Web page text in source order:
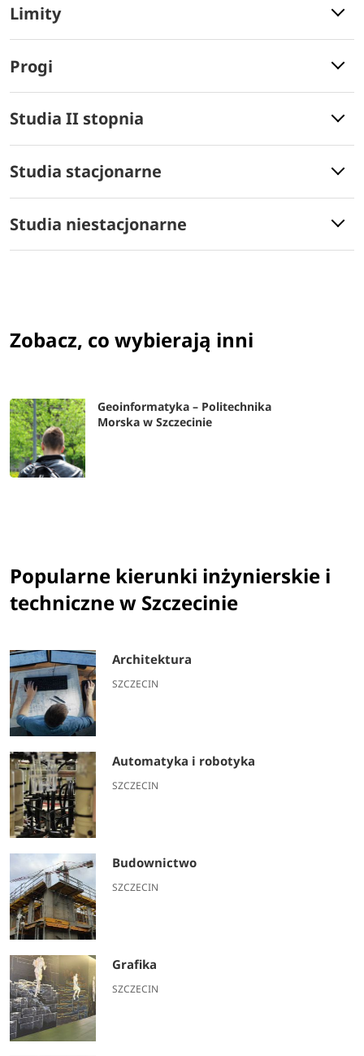
Limity
Progi
Studia II stopnia
Studia stacjonarne
Studia niestacjonarne
Zobacz, co wybierają inni
Geoinformatyka – Politechnika
Morska w Szczecinie
Popularne kierunki inżynierskie i
techniczne w Szczecinie
Architektura
SZCZECIN
Automatyka i robotyka
SZCZECIN
Budownictwo
SZCZECIN
Grafika
SZCZECIN